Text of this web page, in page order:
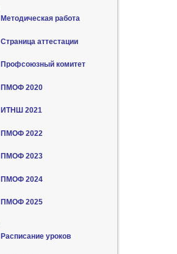
Методическая работа
Страница аттестации
Профсоюзный комитет
ПМОФ 2020
ИТНШ 2021
ПМОФ 2022
ПМОФ 2023
ПМОФ 2024
ПМОФ 2025
Расписание уроков